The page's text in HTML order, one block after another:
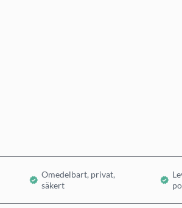
Omedelbart, privat,
säkert